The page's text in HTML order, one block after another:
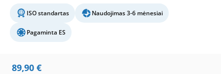
ISO standartas Naudojimas 3-6 mėnesiai
Pagaminta ES
89,90 €